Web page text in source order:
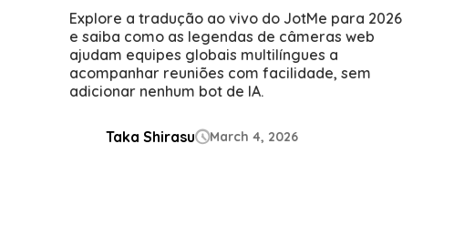
Explore a tradução ao vivo do JotMe para 2026
e saiba como as legendas de câmeras web
ajudam equipes globais multilíngues a
acompanhar reuniões com facilidade, sem
adicionar nenhum bot de IA.
Taka ShirasuMarch 4, 2026